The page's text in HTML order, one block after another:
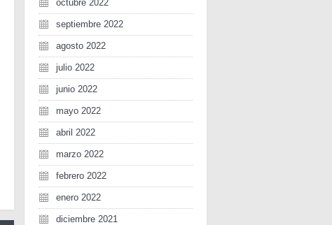
octubre 2022
septiembre 2022
agosto 2022
julio 2022
junio 2022
mayo 2022
abril 2022
marzo 2022
febrero 2022
enero 2022
diciembre 2021